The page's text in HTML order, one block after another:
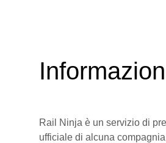
Rail Ninja è un servizio di
ufficiale di alcuna